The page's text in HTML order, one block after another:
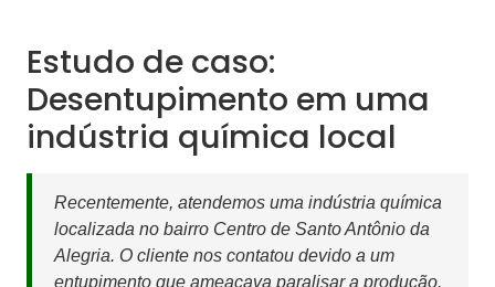
Estudo de caso:
Desentupimento em uma
indústria química local
Recentemente, atendemos uma indústria química
localizada no bairro Centro de Santo Antônio da
Alegria. O cliente nos contatou devido a um
entupimento que ameaçava paralisar a produção.